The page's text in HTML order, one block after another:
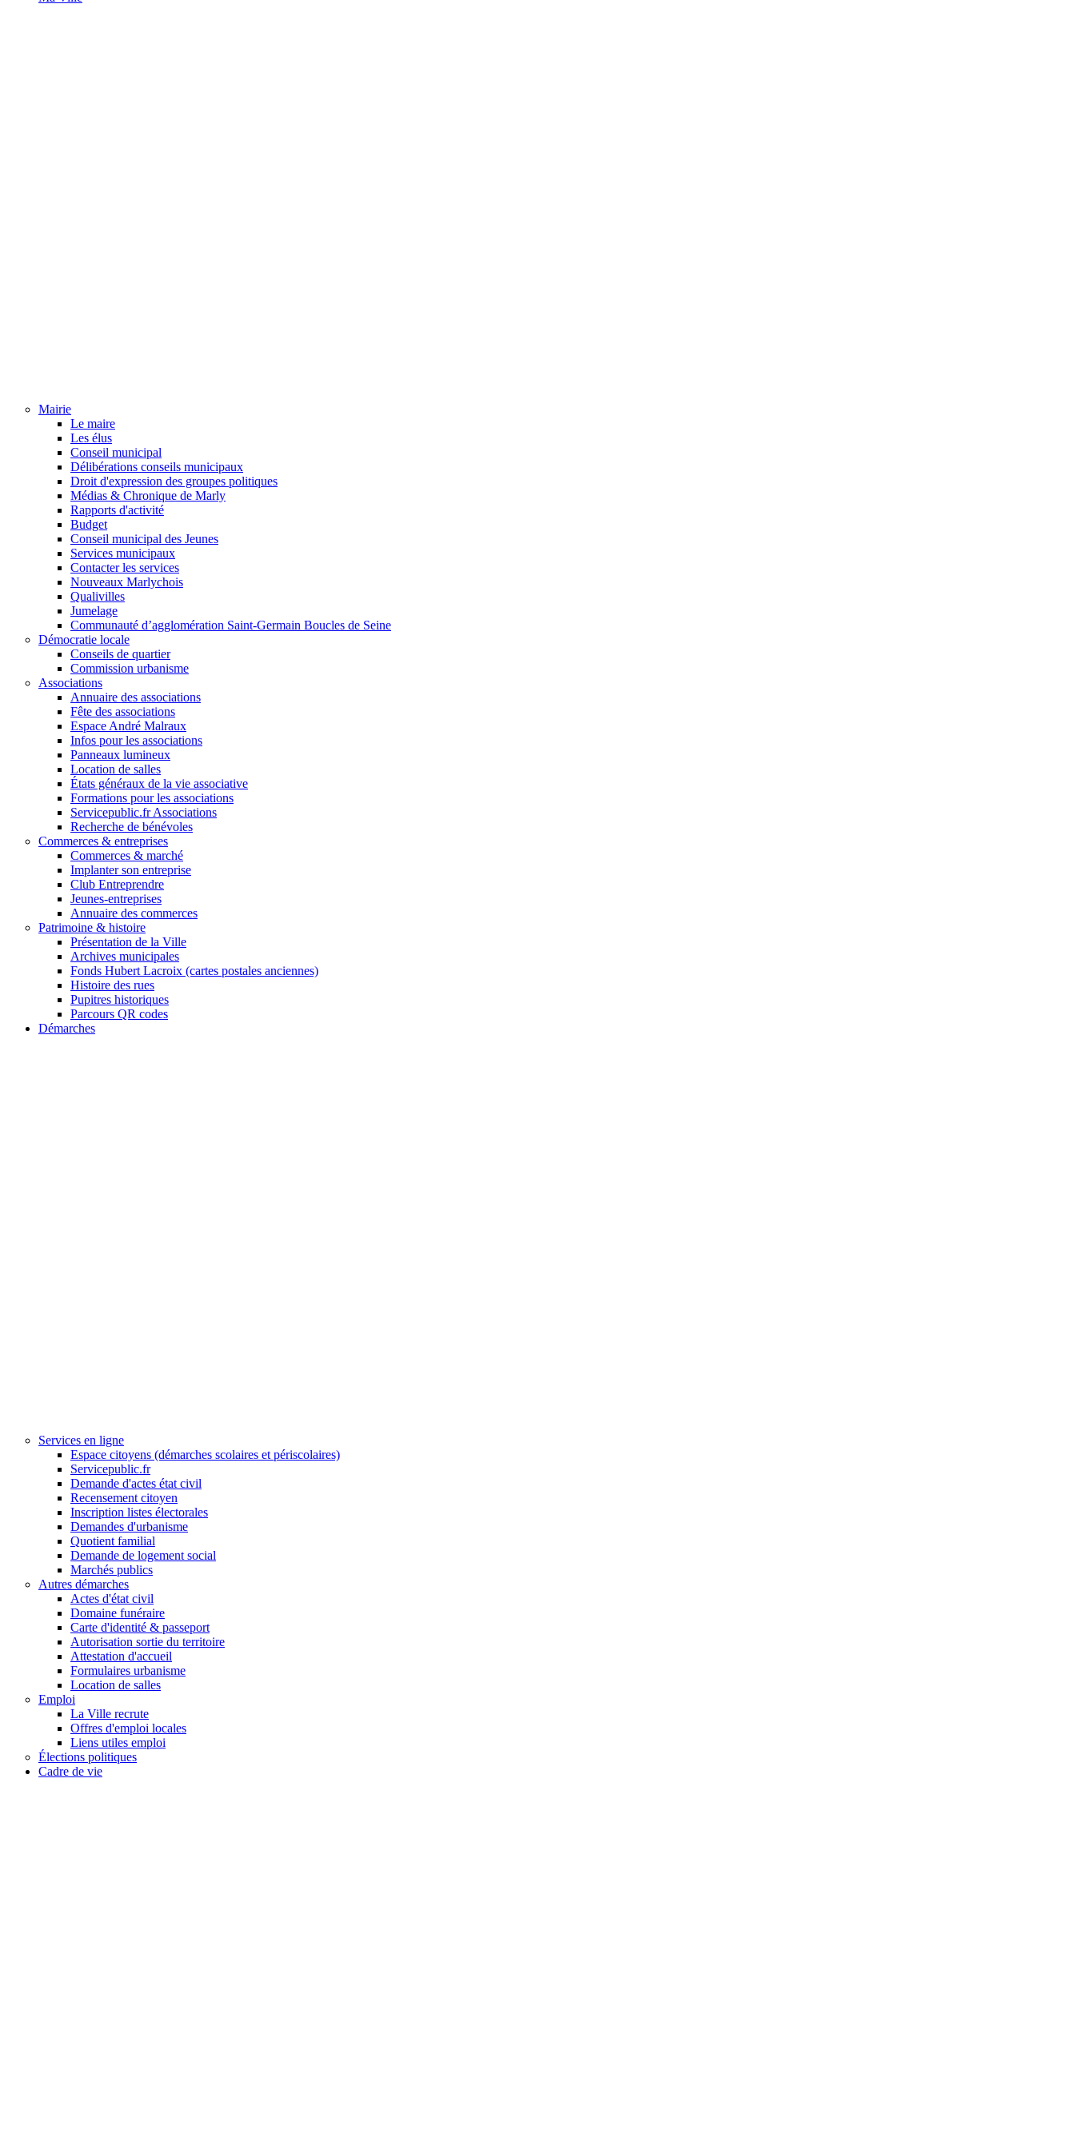
Mairie
Le maire
Les élus
Conseil municipal
Délibérations conseils municipaux
Droit d'expression des groupes politiques
Médias & Chronique de Marly
Rapports d'activité
Budget
Conseil municipal des Jeunes
Services municipaux
Contacter les services
Nouveaux Marlychois
Qualivilles
Jumelage
Communauté d’agglomération Saint-Germain Boucles de Seine
Démocratie locale
Conseils de quartier
Commission urbanisme
Associations
Annuaire des associations
Fête des associations
Espace André Malraux
Infos pour les associations
Panneaux lumineux
Location de salles
États généraux de la vie associative
Formations pour les associations
Servicepublic.fr Associations
Recherche de bénévoles
Commerces & entreprises
Commerces & marché
Implanter son entreprise
Club Entreprendre
Jeunes-entreprises
Annuaire des commerces
Patrimoine & histoire
Présentation de la Ville
Archives municipales
Fonds Hubert Lacroix (cartes postales anciennes)
Histoire des rues
Pupitres historiques
Parcours QR codes
Démarches
Services en ligne
Espace citoyens (démarches scolaires et périscolaires)
Servicepublic.fr
Demande d'actes état civil
Recensement citoyen
Inscription listes électorales
Demandes d'urbanisme
Quotient familial
Demande de logement social
Marchés publics
Autres démarches
Actes d'état civil
Domaine funéraire
Carte d'identité & passeport
Autorisation sortie du territoire
Attestation d'accueil
Formulaires urbanisme
Location de salles
Emploi
La Ville recrute
Offres d'emploi locales
Liens utiles emploi
Élections politiques
Cadre de vie